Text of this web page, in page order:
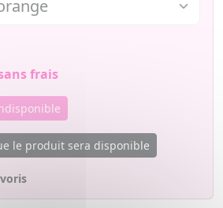
frais
le produit sera disponible